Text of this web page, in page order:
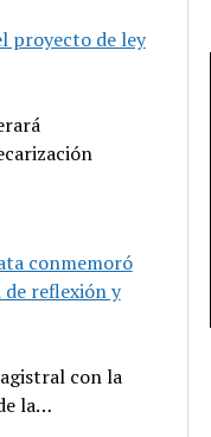
proyecto de ley
conmemoró
reflexión y
con la
la…